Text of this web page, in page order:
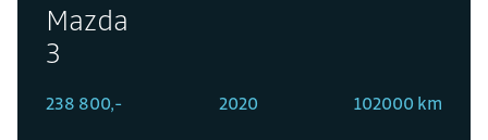
Mazda
3
238 800,- 2020 102000 km